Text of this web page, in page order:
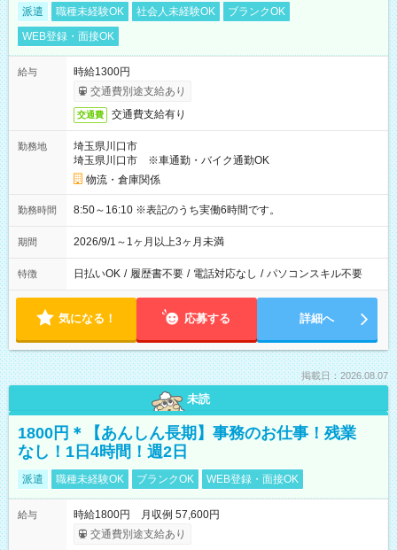
派遣 職種未経験OK 社会人未経験OK
ブランクOK
WEB登録・面接OK
給与
時給1300円
交通費別途支給あり
交通費 交通費支給有り
勤務地
埼玉県川口市
埼玉県川口市 ※車通勤・バイク通勤OK
物流・倉庫関係
勤務時間 8:50～16:10 ※表記のうち実働6時間です。
期間 2026/9/1～1ヶ月以上3ヶ月未満
特徴 日払いOK / 履歴書不要 / 電話対応なし / パソコンスキル不要
気になる！ 応募する 詳細へ
掲載日：2026.08.07
未読
1800円＊【あんしん長期】事務のお仕事！残業
なし！1日4時間！週2日
派遣 職種未経験OK ブランクOK WEB登録・面接OK
給与
時給1800円 月収例 57,600円
交通費別途支給あり